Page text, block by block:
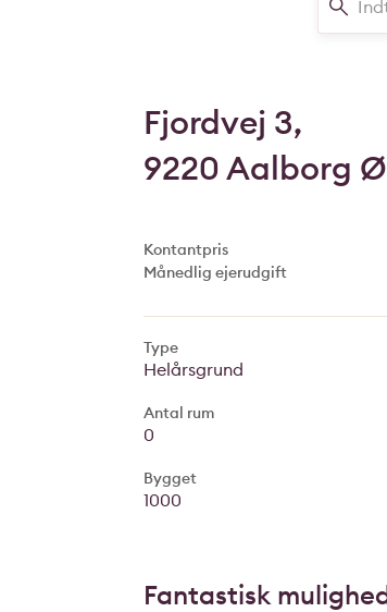
Fjordvej 3,
9220 Aalborg
Kontantpris
Månedlig ejerudgift
Type
Helårsgrund
Antal rum
0
Bygget
1000
Fantastisk